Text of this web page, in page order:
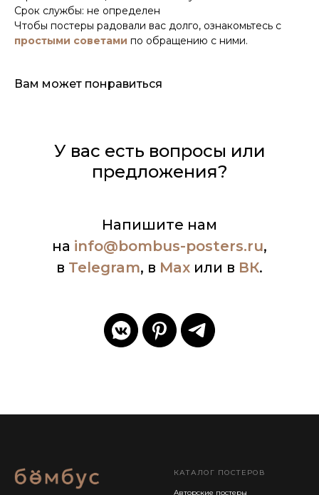
Срок службы: не определен
Чтобы постеры радовали вас долго, ознакомьтесь с
простыми советами по обращению с ними.
Вам может понравиться
У вас есть вопросы или
предложения?
Напишите нам
на info@bombus-posters.ru,
в Telegram, в Max или в ВК.
КАТАЛОГ ПОСТЕРОВ
Авторские постеры